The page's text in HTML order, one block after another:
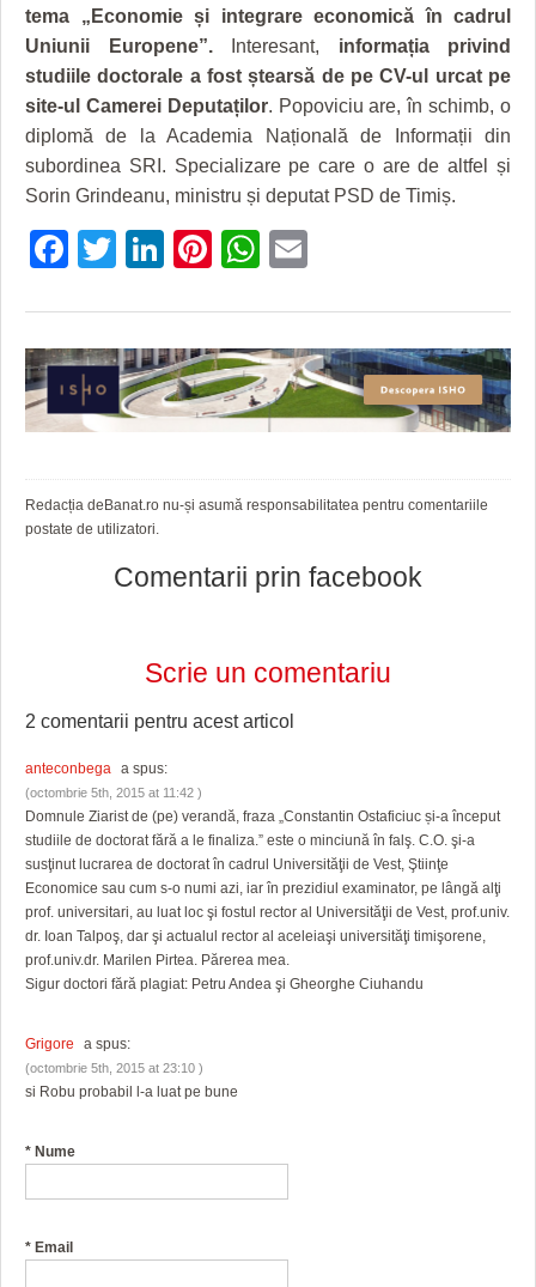
tema „Economie și integrare economică în cadrul
Uniunii Europene”.Interesant, informația privind
studiile doctorale a fost ștearsă de pe CV-ul urcat pe
site-ul Camerei Deputaților. Popoviciu are, în schimb, o
diplomă de la Academia Națională de Informații din
subordinea SRI. Specializare pe care o are de altfel și
Sorin Grindeanu, ministru și deputat PSD de Timiș.
Facebook
Twitter
LinkedIn
Pinterest
WhatsApp
Redacția deBanat.ro nu-și asumă responsabilitatea pentru comentariile
postate de utilizatori.
Comentarii prin facebook
Scrie un comentariu
2 comentarii pentru acest articol
anteconbega a spus:
(octombrie 5th, 2015 at 11:42 )
Domnule Ziarist de (pe) verandă, fraza „Constantin Ostaficiuc și-a început
studiile de doctorat fără a le finaliza.” este o minciună în falş. C.O. şi-a
susţinut lucrarea de doctorat în cadrul Universităţii de Vest, Ştiinţe
Economice sau cum s-o numi azi, iar în prezidiul examinator, pe lângă alţi
prof. universitari, au luat loc şi fostul rector al Universităţii de Vest, prof.univ.
dr. Ioan Talpoş, dar şi actualul rector al aceleiaşi universităţi timişorene,
prof.univ.dr. Marilen Pirtea. Părerea mea.
Sigur doctori fără plagiat: Petru Andea şi Gheorghe Ciuhandu
Grigore a spus:
(octombrie 5th, 2015 at 23:10 )
si Robu probabil l-a luat pe bune
* Nume
* Email